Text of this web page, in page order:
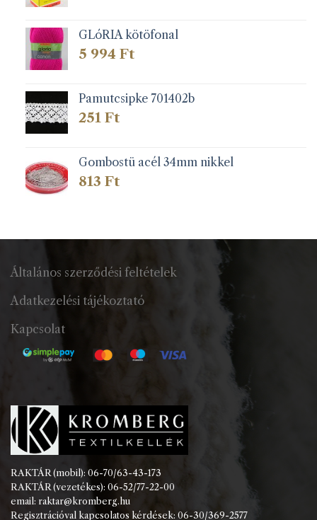
GLóRIA kötöfonal
5 994 Ft
Pamutcsipke 701402b
251 Ft
Gombostü acél 34mm nikkel
813 Ft
Általános szerződési feltételek
Adatkezelési tájékoztató
Kapcsolat
RAKTÁR (mobil): 06-70/63-43-173
RAKTÁR (vezetékes): 06-52/77-22-00
email: raktar@kromberg.hu
Regisztrációval kapcsolatos kérdések: 06-30/369-2577